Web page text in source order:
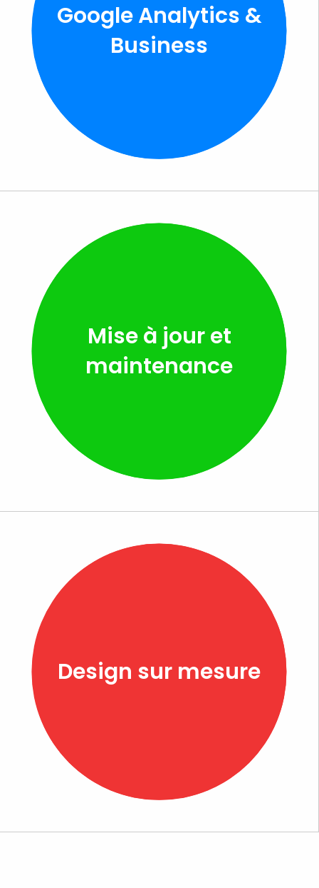
Google Analytics &
Business
Mise à jour et
maintenance
Design sur mesure